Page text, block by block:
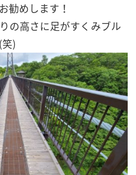
勧めします！
の高さに足がすくみブル
)